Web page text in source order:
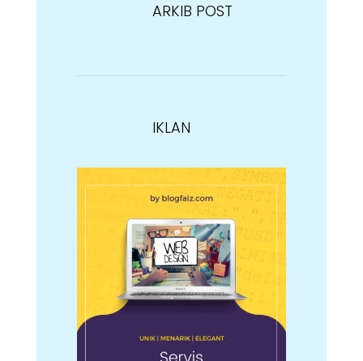
ARKIB POST
IKLAN